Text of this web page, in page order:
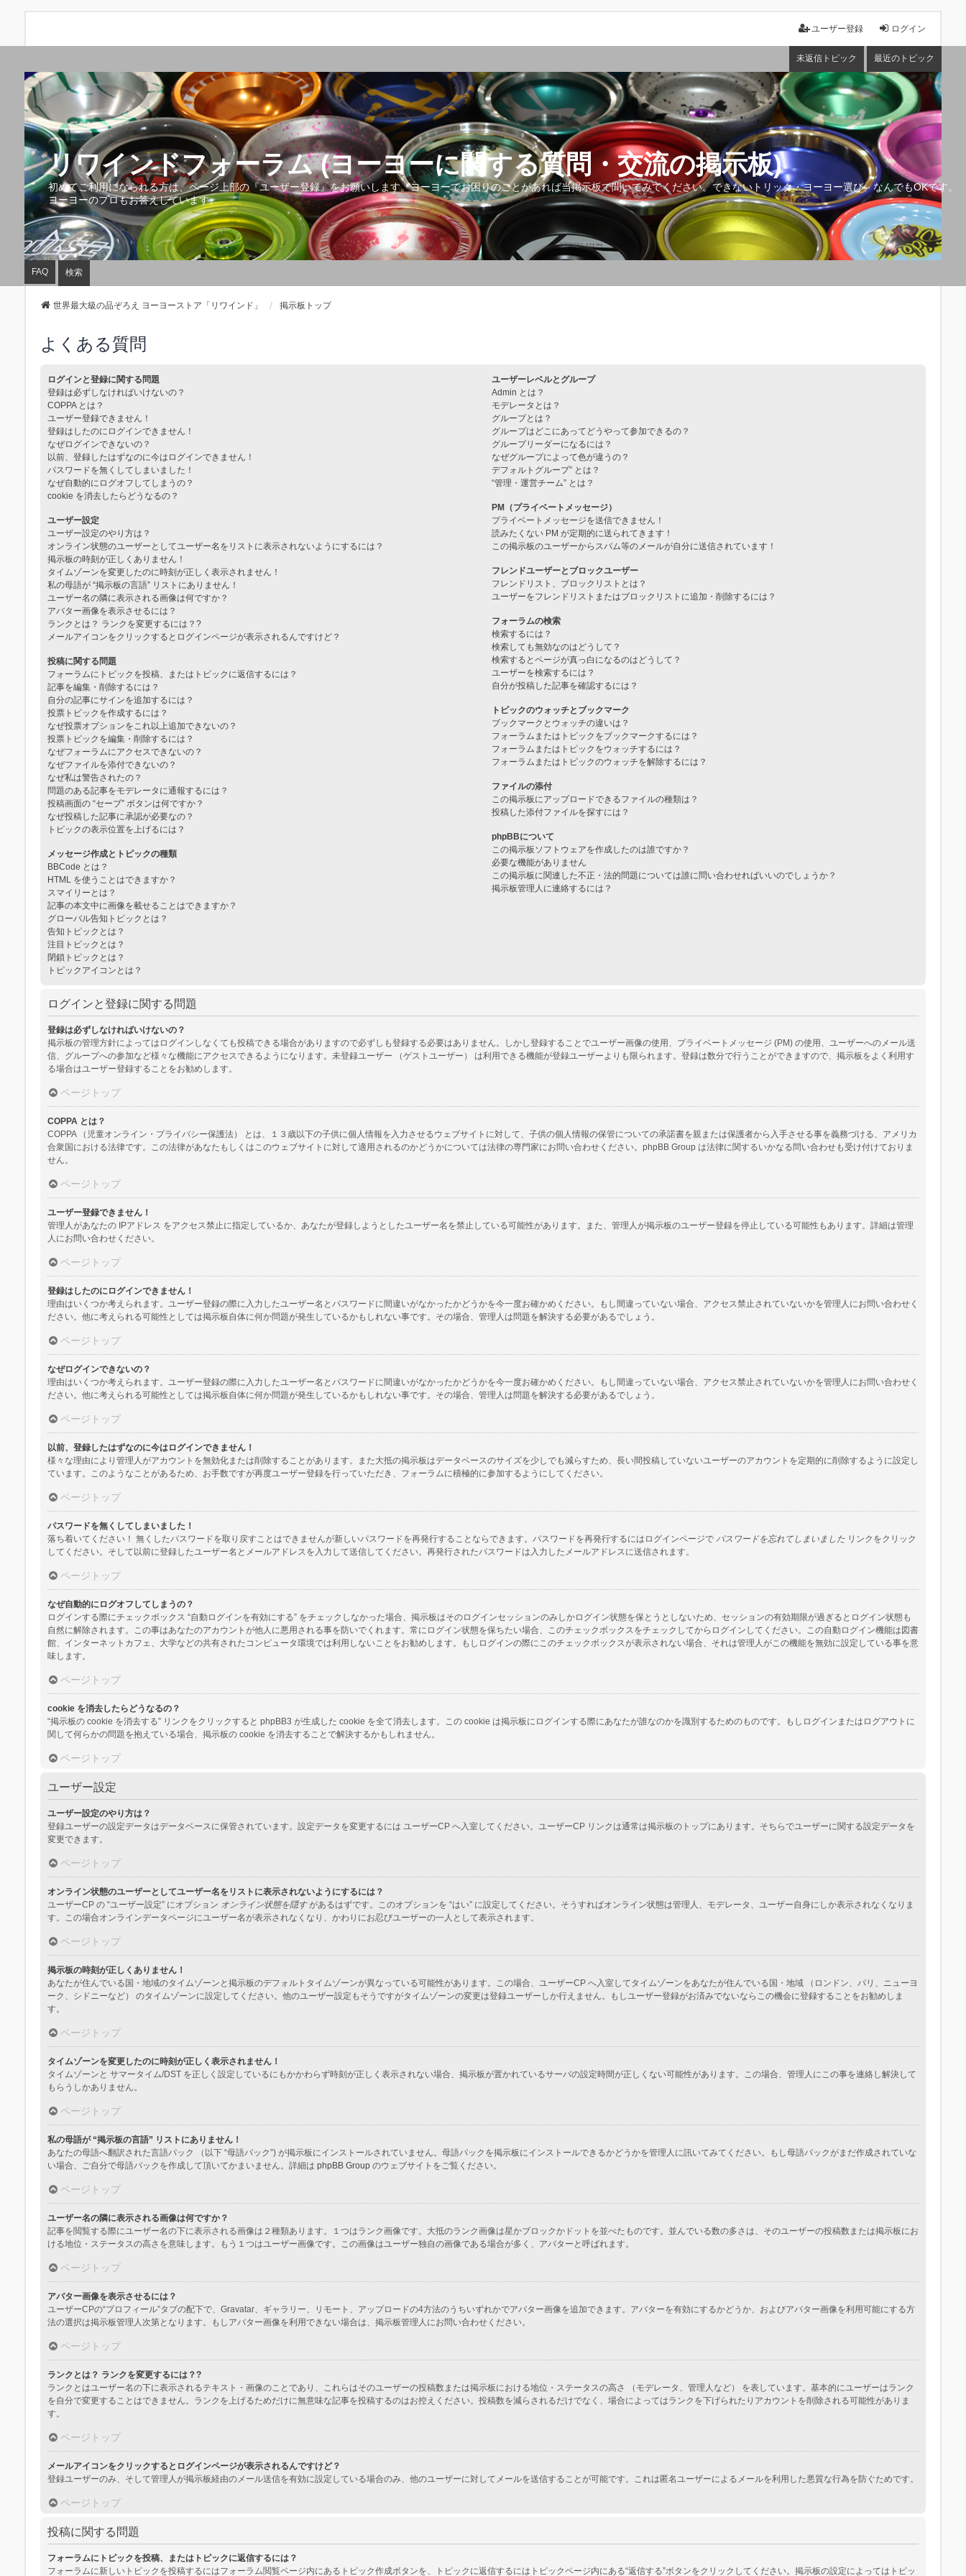
ログイン
ユーザー登録
未返信トピック 最近のトピック
リワインドフォーラム (ヨーヨーに関する質問・交流の掲示板)
初めてご利用になられる方は、ページ上部の『ユーザー登録』をお願いします。ヨーヨーでお困りのことがあれば当掲示板で聞いてみてください。できないトリック・ヨーヨー選び、なんでもOKです。
ヨーヨーのプロもお答えしています。
FAQ 検索
世界最大級の品ぞろえ ヨーヨーストア「リワインド」 掲示板トップ
よくある質問
ログインと登録に関する問題
登録は必ずしなければいけないの？
COPPA とは？
ユーザー登録できません！
登録はしたのにログインできません！
なぜログインできないの？
以前、登録したはずなのに今はログインできません！
パスワードを無くしてしまいました！
なぜ自動的にログオフしてしまうの？
cookie を消去したらどうなるの？
ユーザー設定
ユーザー設定のやり方は？
オンライン状態のユーザーとしてユーザー名をリストに表示されないようにするには？
掲示板の時刻が正しくありません！
タイムゾーンを変更したのに時刻が正しく表示されません！
私の母語が “掲示板の言語” リストにありません！
ユーザー名の隣に表示される画像は何ですか？
アバター画像を表示させるには？
ランクとは？ ランクを変更するには？?
メールアイコンをクリックするとログインページが表示されるんですけど？
投稿に関する問題
フォーラムにトピックを投稿、またはトピックに返信するには？
記事を編集・削除するには？
自分の記事にサインを追加するには？
投票トピックを作成するには？
なぜ投票オプションをこれ以上追加できないの？
投票トピックを編集・削除するには？
なぜフォーラムにアクセスできないの？
なぜファイルを添付できないの？
なぜ私は警告されたの？
問題のある記事をモデレータに通報するには？
投稿画面の “セーブ” ボタンは何ですか？
なぜ投稿した記事に承認が必要なの？
トピックの表示位置を上げるには？
メッセージ作成とトピックの種類
BBCode とは？
HTML を使うことはできますか？
スマイリーとは？
記事の本文中に画像を載せることはできますか？
グローバル告知トピックとは？
告知トピックとは？
注目トピックとは？
閉鎖トピックとは？
トピックアイコンとは？
ユーザーレベルとグループ
Admin とは？
モデレータとは？
グループとは？
グループはどこにあってどうやって参加できるの？
グループリーダーになるには？
なぜグループによって色が違うの？
デフォルトグループ” とは？
“管理・運営チーム” とは？
PM（プライベートメッセージ）
プライベートメッセージを送信できません！
読みたくない PM が定期的に送られてきます！
この掲示板のユーザーからスパム等のメールが自分に送信されています！
フレンドユーザーとブロックユーザー
フレンドリスト、ブロックリストとは？
ユーザーをフレンドリストまたはブロックリストに追加・削除するには？
フォーラムの検索
検索するには？
検索しても無効なのはどうして？
検索するとページが真っ白になるのはどうして？
ユーザーを検索するには？
自分が投稿した記事を確認するには？
トピックのウォッチとブックマーク
ブックマークとウォッチの違いは？
フォーラムまたはトピックをブックマークするには？
フォーラムまたはトピックをウォッチするには？
フォーラムまたはトピックのウォッチを解除するには？
ファイルの添付
この掲示板にアップロードできるファイルの種類は？
投稿した添付ファイルを探すには？
phpBBについて
この掲示板ソフトウェアを作成したのは誰ですか？
必要な機能がありません
この掲示板に関連した不正・法的問題については誰に問い合わせればいいのでしょうか？
掲示板管理人に連絡するには？
ログインと登録に関する問題
登録は必ずしなければいけないの？
掲示板の管理方針によってはログインしなくても投稿できる場合がありますので必ずしも登録する必要はありません。しかし登録することでユーザー画像の使用、プライベートメッセージ (PM) の使用、ユーザーへのメール送
信、グループへの参加など様々な機能にアクセスできるようになります。未登録ユーザー （ゲストユーザー） は利用できる機能が登録ユーザーよりも限られます。登録は数分で行うことができますので、掲示板をよく利用す
る場合はユーザー登録することをお勧めします。
ページトップ
COPPA とは？
COPPA （児童オンライン・プライバシー保護法） とは、１３歳以下の子供に個人情報を入力させるウェブサイトに対して、子供の個人情報の保管についての承諾書を親または保護者から入手させる事を義務づける、アメリカ
合衆国における法律です。この法律があなたもしくはこのウェブサイトに対して適用されるのかどうかについては法律の専門家にお問い合わせください。phpBB Group は法律に関するいかなる問い合わせも受け付けておりま
せん。
ページトップ
ユーザー登録できません！
管理人があなたの IPアドレス をアクセス禁止に指定しているか、あなたが登録しようとしたユーザー名を禁止している可能性があります。また、管理人が掲示板のユーザー登録を停止している可能性もあります。詳細は管理
人にお問い合わせください。
ページトップ
登録はしたのにログインできません！
理由はいくつか考えられます。ユーザー登録の際に入力したユーザー名とパスワードに間違いがなかったかどうかを今一度お確かめください。もし間違っていない場合、アクセス禁止されていないかを管理人にお問い合わせく
ださい。他に考えられる可能性としては掲示板自体に何か問題が発生しているかもしれない事です。その場合、管理人は問題を解決する必要があるでしょう。
ページトップ
なぜログインできないの？
理由はいくつか考えられます。ユーザー登録の際に入力したユーザー名とパスワードに間違いがなかったかどうかを今一度お確かめください。もし間違っていない場合、アクセス禁止されていないかを管理人にお問い合わせく
ださい。他に考えられる可能性としては掲示板自体に何か問題が発生しているかもしれない事です。その場合、管理人は問題を解決する必要があるでしょう。
ページトップ
以前、登録したはずなのに今はログインできません！
様々な理由により管理人がアカウントを無効化または削除することがあります。また大抵の掲示板はデータベースのサイズを少しでも減らすため、長い間投稿していないユーザーのアカウントを定期的に削除するように設定し
ています。このようなことがあるため、お手数ですが再度ユーザー登録を行っていただき、フォーラムに積極的に参加するようにしてください。
ページトップ
パスワードを無くしてしまいました！
落ち着いてください！ 無くしたパスワードを取り戻すことはできませんが新しいパスワードを再発行することならできます。パスワードを再発行するにはログインページで パスワードを忘れてしまいましたリンクをクリック
してください。そして以前に登録したユーザー名とメールアドレスを入力して送信してください。再発行されたパスワードは入力したメールアドレスに送信されます。
ページトップ
なぜ自動的にログオフしてしまうの？
ログインする際にチェックボックス “自動ログインを有効にする” をチェックしなかった場合、掲示板はそのログインセッションのみしかログイン状態を保とうとしないため、セッションの有効期限が過ぎるとログイン状態も
自然に解除されます。この事はあなたのアカウントが他人に悪用される事を防いでくれます。常にログイン状態を保ちたい場合、このチェックボックスをチェックしてからログインしてください。この自動ログイン機能は図書
館、インターネットカフェ、大学などの共有されたコンピュータ環境では利用しないことをお勧めします。もしログインの際にこのチェックボックスが表示されない場合、それは管理人がこの機能を無効に設定している事を意
味します。
ページトップ
cookie を消去したらどうなるの？
“掲示板の cookie を消去する” リンクをクリックすると phpBB3 が生成した cookie を全て消去します。この cookie は掲示板にログインする際にあなたが誰なのかを識別するためのものです。もしログインまたはログアウトに
関して何らかの問題を抱えている場合、掲示板の cookie を消去することで解決するかもしれません。
ページトップ
ユーザー設定
ユーザー設定のやり方は？
登録ユーザーの設定データはデータベースに保管されています。設定データを変更するには ユーザーCP へ入室してください。ユーザーCP リンクは通常は掲示板のトップにあります。そちらでユーザーに関する設定データを
変更できます。
ページトップ
オンライン状態のユーザーとしてユーザー名をリストに表示されないようにするには？
ユーザーCP の “ユーザー設定” にオプション オンライン状態を隠すがあるはずです。このオプションを “はい” に設定してください。そうすればオンライン状態は管理人、モデレータ、ユーザー自身にしか表示されなくなりま
す。この場合オンラインデータページにユーザー名が表示されなくなり、かわりにお忍びユーザーの一人として表示されます。
ページトップ
掲示板の時刻が正しくありません！
あなたが住んでいる国・地域のタイムゾーンと掲示板のデフォルトタイムゾーンが異なっている可能性があります。この場合、ユーザーCP へ入室してタイムゾーンをあなたが住んでいる国・地域 （ロンドン、パリ、ニューヨ
ーク、シドニーなど） のタイムゾーンに設定してください。他のユーザー設定もそうですがタイムゾーンの変更は登録ユーザーしか行えません。もしユーザー登録がお済みでないならこの機会に登録することをお勧めしま
す。
ページトップ
タイムゾーンを変更したのに時刻が正しく表示されません！
タイムゾーンと サマータイム/DST を正しく設定しているにもかかわらず時刻が正しく表示されない場合、掲示板が置かれているサーバの設定時間が正しくない可能性があります。この場合、管理人にこの事を連絡し解決して
もらうしかありません。
ページトップ
私の母語が “掲示板の言語” リストにありません！
あなたの母語へ翻訳された言語パック （以下 “母語パック”) が掲示板にインストールされていません。母語パックを掲示板にインストールできるかどうかを管理人に訊いてみてください。もし母語パックがまだ作成されていな
い場合、ご自分で母語パックを作成して頂いてかまいません。詳細は phpBB Groupのウェブサイトをご覧ください。
ページトップ
ユーザー名の隣に表示される画像は何ですか？
記事を閲覧する際にユーザー名の下に表示される画像は２種類あります。１つはランク画像です。大抵のランク画像は星かブロックかドットを並べたものです。並んでいる数の多さは、そのユーザーの投稿数または掲示板にお
ける地位・ステータスの高さを意味します。もう１つはユーザー画像です。この画像はユーザー独自の画像である場合が多く、アバターと呼ばれます。
ページトップ
アバター画像を表示させるには？
ユーザーCPの“プロフィール”タブの配下で、Gravatar、ギャラリー、リモート、アップロードの4方法のうちいずれかでアバター画像を追加できます。アバターを有効にするかどうか、およびアバター画像を利用可能にする方
法の選択は掲示板管理人次第となります。もしアバター画像を利用できない場合は、掲示板管理人にお問い合わせください。
ページトップ
ランクとは？ ランクを変更するには？?
ランクとはユーザー名の下に表示されるテキスト・画像のことであり、これらはそのユーザーの投稿数または掲示板における地位・ステータスの高さ （モデレータ、管理人など） を表しています。基本的にユーザーはランク
を自分で変更することはできません。ランクを上げるためだけに無意味な記事を投稿するのはお控えください。投稿数を減らされるだけでなく、場合によってはランクを下げられたりアカウントを削除される可能性がありま
す。
ページトップ
メールアイコンをクリックするとログインページが表示されるんですけど？
登録ユーザーのみ、そして管理人が掲示板経由のメール送信を有効に設定している場合のみ、他のユーザーに対してメールを送信することが可能です。これは匿名ユーザーによるメールを利用した悪質な行為を防ぐためです。
ページトップ
投稿に関する問題
フォーラムにトピックを投稿、またはトピックに返信するには？
フォーラムに新しいトピックを投稿するにはフォーラム閲覧ページ内にあるトピック作成ボタンを、トピックに返信するにはトピックページ内にある“返信する”ボタンをクリックしてください。掲示板の設定によってはトピッ